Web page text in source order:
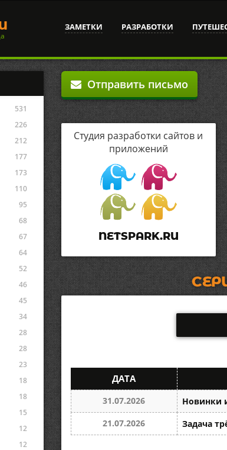
ЗАМЕТКИ РАЗРАБОТКИ
Отправить письмо
Студия разработки сайтов и
приложений
NETSPARK.RU
ДАТА
31.07.2026 Новинки
21.07.2026 Задача
531
226
212
177
173
110
95
68
67
64
52
46
45
34
28
28
23
18
18
15
12
12